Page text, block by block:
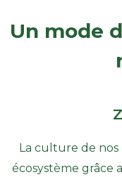
Un mode
La culture de nos
écosystème grâce